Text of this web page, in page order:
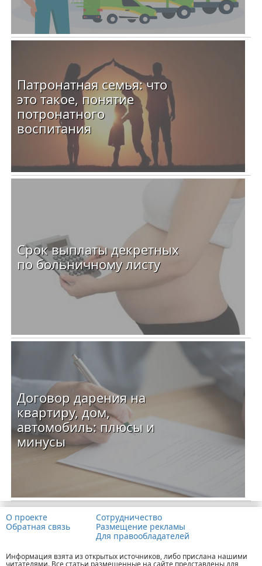
Патронатная семья: что
это такое, понятие
потронатного
воспитания
Срок выплаты декретных
по больничному листу
Договор дарения на
квартиру, дом,
автомобиль: плюсы и
минусы
О проекте
Обратная связь
Сотрудничество
Размещение рекламы
Для правообладателей
Информация взята из открытых источников, либо прислана нашими
читателями. Все статьи размещенные на сайте представлены для